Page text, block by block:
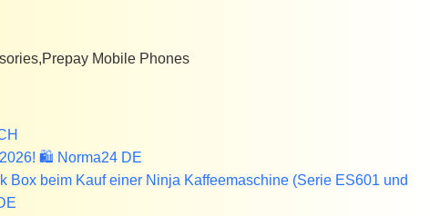
Mobile Phones
🛍️ Norma24 DE
Box beim Kauf einer Ninja Kaffeemaschine (Serie ES601 und